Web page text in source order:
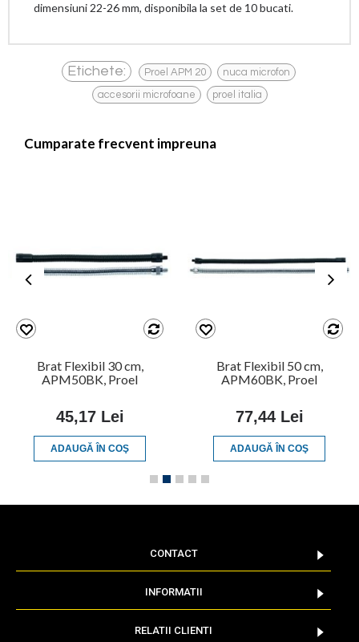
dimensiuni 22-26 mm, disponibila la set de 10 bucati.
Etichete: Proel APM 20 , nuca microfon ,
accesorii microfoane , proel italia
Cumparate frecvent impreuna
Brat Flexibil 30 cm,
APM50BK, Proel
45,17 Lei
ADAUGĂ ÎN COŞ
Brat Flexibil 50 cm,
APM60BK, Proel
77,44 Lei
ADAUGĂ ÎN COŞ
CONTACT
INFORMATII
RELATII CLIENTI